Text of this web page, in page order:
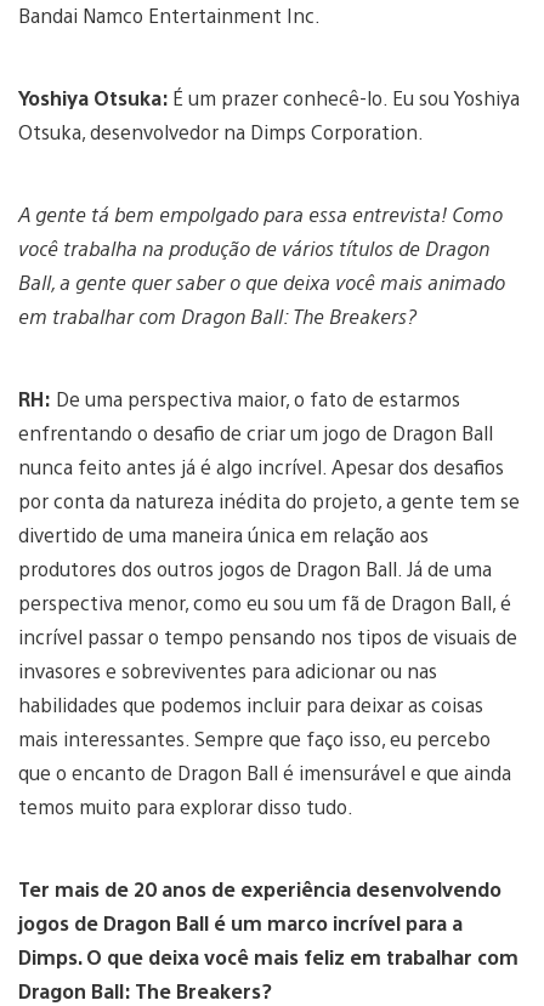
Bandai Namco Entertainment Inc.
Yoshiya Otsuka: É um prazer conhecê-lo. Eu sou Yoshiya
Otsuka, desenvolvedor na Dimps Corporation.
A gente tá bem empolgado para essa entrevista! Como
você trabalha na produção de vários títulos de Dragon
Ball, a gente quer saber o que deixa você mais animado
em trabalhar com Dragon Ball: The Breakers?
RH: De uma perspectiva maior, o fato de estarmos
enfrentando o desafio de criar um jogo de Dragon Ball
nunca feito antes já é algo incrível. Apesar dos desafios
por conta da natureza inédita do projeto, a gente tem se
divertido de uma maneira única em relação aos
produtores dos outros jogos de Dragon Ball. Já de uma
perspectiva menor, como eu sou um fã de Dragon Ball, é
incrível passar o tempo pensando nos tipos de visuais de
invasores e sobreviventes para adicionar ou nas
habilidades que podemos incluir para deixar as coisas
mais interessantes. Sempre que faço isso, eu percebo
que o encanto de Dragon Ball é imensurável e que ainda
temos muito para explorar disso tudo.
Ter mais de 20 anos de experiência desenvolvendo
jogos de Dragon Ball é um marco incrível para a
Dimps. O que deixa você mais feliz em trabalhar com
Dragon Ball: The Breakers?